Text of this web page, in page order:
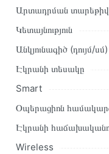
Այս ապրանքը գնելու
զամբյուղին»
Կարող եք նաև
կոնտակտային
Կայքում տվյալ
առաքման և վճարման
Մեր պրոֆեսիոնալ
Արտադրման տարեթիվ
Կետայնություն
Անկյունագիծ (դույմ/սմ)
Էկրանի տեսակը
Smart
Օպերացիոն
Էկրանի
Wireless